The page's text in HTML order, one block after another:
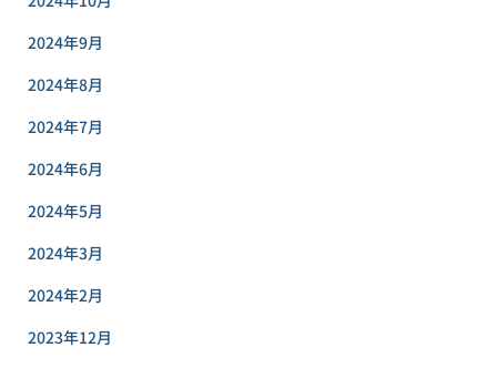
2024年9月
2024年8月
2024年7月
2024年6月
2024年5月
2024年3月
2024年2月
2023年12月